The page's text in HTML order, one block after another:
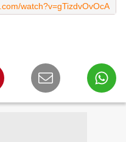
watch?v=gTizdvOvOcA